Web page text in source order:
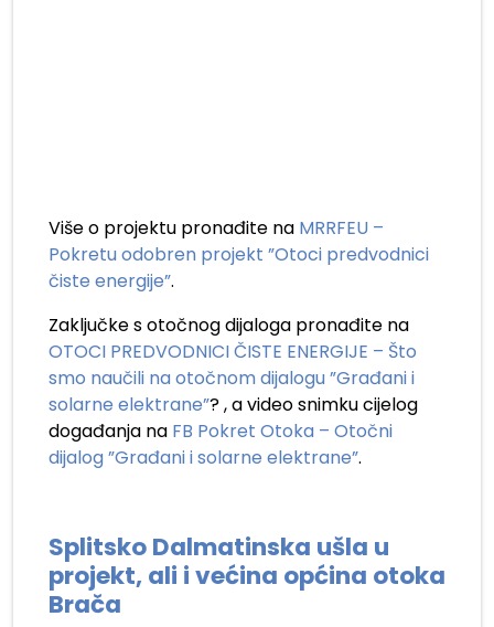
Više o projektu pronađite na MRRFEU –
Pokretu odobren projekt ”Otoci predvodnici
čiste energije”.
Zaključke s otočnog dijaloga pronađite na
OTOCI PREDVODNICI ČISTE ENERGIJE – Što
smo naučili na otočnom dijalogu ”Građani i
solarne elektrane”? , a video snimku cijelog
događanja na FB Pokret Otoka – Otočni
dijalog ”Građani i solarne elektrane”.
Splitsko Dalmatinska ušla u
projekt, ali i većina općina otoka
Brača